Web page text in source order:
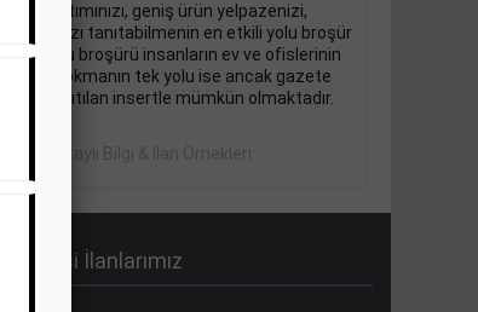
Firma tanıtımınızı, geniş ürün yelpazenizi,
tanıtabilmenin en etkili yolu broşür
Bu broşürü insanların ev ve ofislerinin
kadar sokmanın tek yolu ise ancak gazete
dağıtılan insertle mümkün olmaktadır.
Detaylı Bilgi & İlan Örnekleri
İlanlarımız